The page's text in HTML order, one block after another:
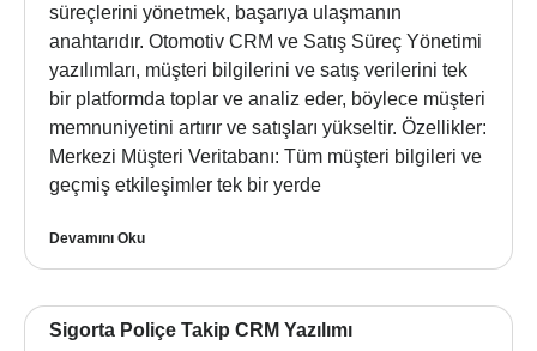
süreçlerini yönetmek, başarıya ulaşmanın
anahtarıdır. Otomotiv CRM ve Satış Süreç Yönetimi
yazılımları, müşteri bilgilerini ve satış verilerini tek
bir platformda toplar ve analiz eder, böylece müşteri
memnuniyetini artırır ve satışları yükseltir. Özellikler:
Merkezi Müşteri Veritabanı: Tüm müşteri bilgileri ve
geçmiş etkileşimler tek bir yerde
Devamını Oku
Sigorta Poliçe Takip CRM Yazılımı